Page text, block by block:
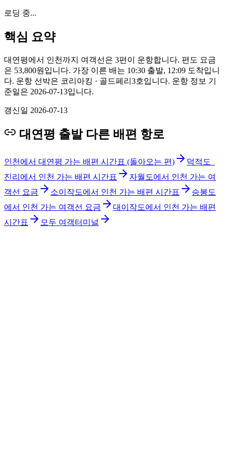
로딩 중...
핵심 요약
대연평에서 인천까지 여객선은 3편이 운항합니다. 편도 요금
은 53,800원입니다. 가장 이른 배는 10:30 출발, 12:09 도착입니
다. 운항 선박은 코리아킹 · 골드페리3호입니다. 운항 정보 기
준일은 2026-07-13입니다.
갱신일 2026-07-13
대연평 출발 다른 배편 항로
인천에서 대연평 가는 배편 시간표 (돌아오는 편)
덕적도_
진리에서 인천 가는 배편 시간표
자월도에서 인천 가는 여
객선 요금
소이작도에서 인천 가는 배편 시간표
승봉도
에서 인천 가는 여객선 요금
대이작도에서 인천 가는 배편
시간표
모두 여객터미널